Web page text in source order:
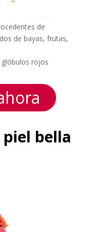
de
de bayas, frutas,
rojos
piel bella